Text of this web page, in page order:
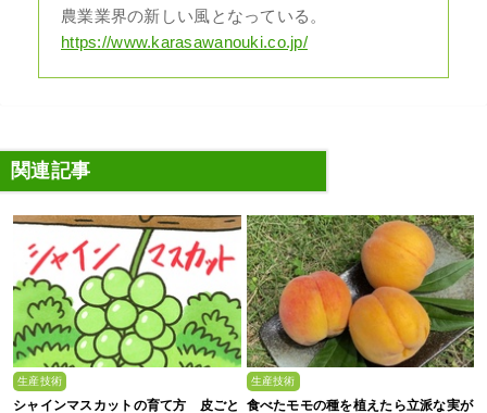
農業業界の新しい風となっている。
https://www.karasawanouki.co.jp/
関連記事
生産技術
シャインマスカットの育て方 皮ごと
生産技術
食べたモモの種を植えたら立派な実が